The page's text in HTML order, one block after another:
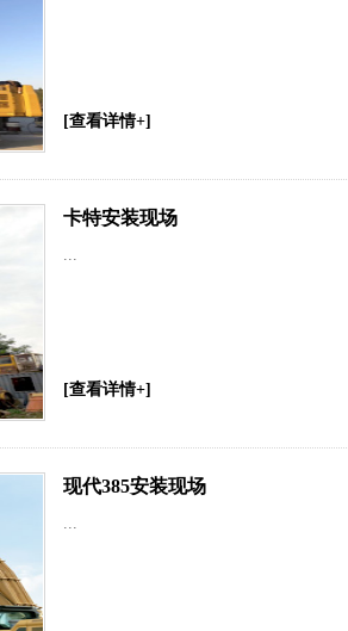
[查看详情+]
卡特安装现场
...
[查看详情+]
现代385安装现场
...